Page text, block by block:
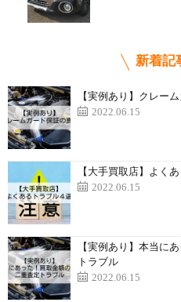
新着記
【実例あり】クレー
2022.06.15
【大手買取店】よく
2022.06.15
【実例あり】本当に
トラブル
2022.06.15